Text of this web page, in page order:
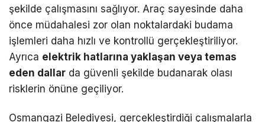
şekilde çalışmasını sağlıyor. Araç sayesinde daha
önce müdahalesi zor olan noktalardaki budama
işlemleri daha hızlı ve kontrollü gerçekleştiriliyor.
Ayrıca elektrik hatlarına yaklaşan veya temas
eden dallar da güvenli şekilde budanarak olası
risklerin önüne geçiliyor.
Osmangazi Belediyesi, gerçekleştirdiği çalışmalarla